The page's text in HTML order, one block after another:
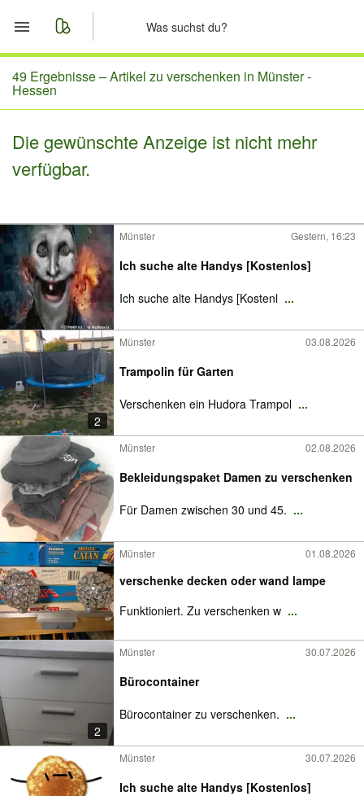
Start
Merkliste
Nachrichten
49 Ergebnisse –Artikel zu verschenken in Münster -
Hessen
Die gewünschte Anzeige ist nicht mehr
verfügbar.
Münster Gestern, 16:23
Ich suche alte Handys [Kostenlos]
Ich suche alte Handys [Kostenl ...
2
Münster 03.08.2026
Trampolin für Garten
Verschenken ein Hudora Trampol ...
Münster 02.08.2026
Bekleidungspaket Damen zu verschenken
Für Damen zwischen 30 und 45. ...
Münster 01.08.2026
verschenke decken oder wand lampe
Funktioniert. Zu verschenken w ...
2
Münster 30.07.2026
Bürocontainer
Bürocontainer zu verschenken. ...
Münster 30.07.2026
Ich suche alte Handys [Kostenlos]